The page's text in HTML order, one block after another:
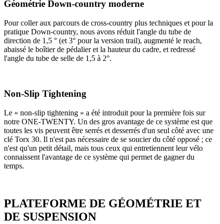
Géométrie Down-country moderne
Pour coller aux parcours de cross-country plus techniques et pour la
pratique Down-country, nous avons réduit l'angle du tube de
direction de 1,5 ° (et 3° pour la version trail), augmenté le reach,
abaissé le boîtier de pédalier et la hauteur du cadre, et redressé
l'angle du tube de selle de 1,5 à 2°.
Non-Slip Tightening
Le « non-slip tightening » a été introduit pour la première fois sur
notre ONE-TWENTY. Un des gros avantage de ce système est que
toutes les vis peuvent être serrés et desserrés d'un seul côté avec une
clé Torx 30. Il n'est pas nécessaire de se soucier du côté opposé ; ce
n'est qu'un petit détail, mais tous ceux qui entretiennent leur vélo
connaissent l'avantage de ce système qui permet de gagner du
temps.
PLATEFORME DE GÉOMÉTRIE ET
DE SUSPENSION